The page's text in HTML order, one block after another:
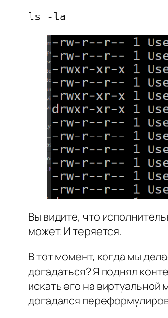
ls -la
Вы видите, что
может. И теряется.
В тот момент, когда мы
догадаться? Я поднял
искать его на
догадался